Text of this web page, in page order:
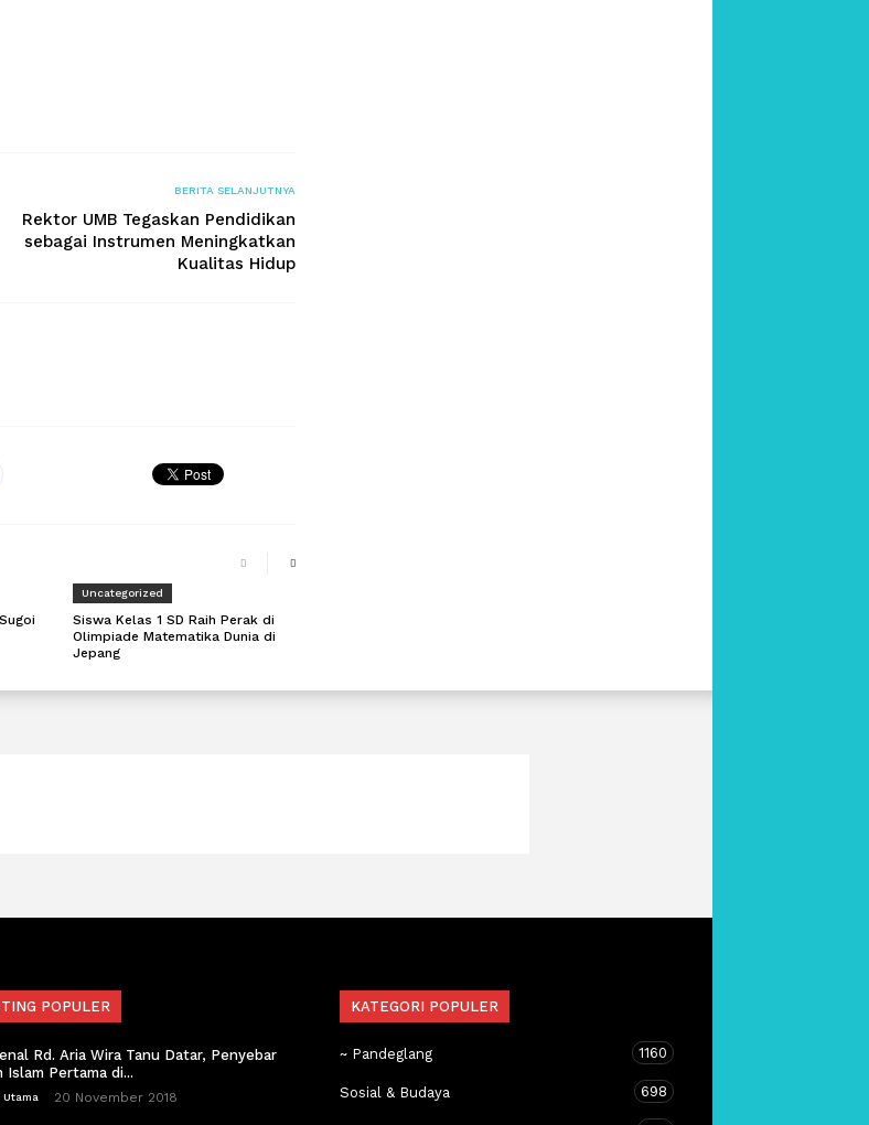
BERITA SELANJUTNYA
Rektor UMB Tegaskan Pendidikan
sebagai Instrumen Meningkatkan
Kualitas Hidup
Uncategorized
Siswa Kelas 1 SD Raih Perak di
Olimpiade Matematika Dunia di
Jepang
POPULER
Rd. Aria Wira Tanu Datar, Penyebar
Islam Pertama di...
20 November 2018
KATEGORI POPULER
~ Pandeglang 1160
Sosial & Budaya 698